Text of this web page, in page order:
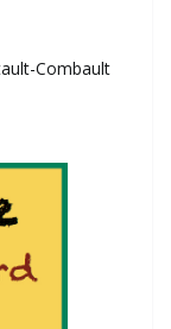
Combault